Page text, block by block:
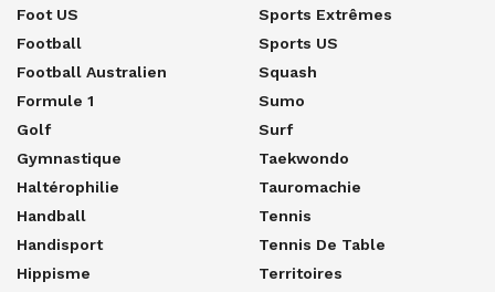
Foot US
Football
Football Australien
Formule 1
Golf
Gymnastique
Haltérophilie
Handball
Handisport
Hippisme
Sports Extrêmes
Sports US
Squash
Sumo
Surf
Taekwondo
Tauromachie
Tennis
Tennis De Table
Territoires